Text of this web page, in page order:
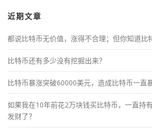
近期文章
都说比特币无价值，涨得不合理；但你知道比
比特币还有多少没有挖掘出来？
比特币暴涨突破60000美元，造成比特币一直
如果我在10年前花2万块钱买比特币，一直持
发财了？